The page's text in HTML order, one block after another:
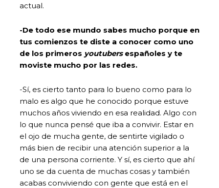
actual.
-De todo ese mundo sabes mucho porque en
tus comienzos te diste a conocer como uno
de los primeros youtubersespañoles y te
moviste mucho por las redes.
-Sí, es cierto tanto para lo bueno como para lo
malo es algo que he conocido porque estuve
muchos años viviendo en esa realidad. Algo con
lo que nunca pensé que iba a convivir. Estar en
el ojo de mucha gente, de sentirte vigilado o
más bien de recibir una atención superior a la
de una persona corriente. Y sí, es cierto que ahí
uno se da cuenta de muchas cosas y también
acabas conviviendo con gente que está en el